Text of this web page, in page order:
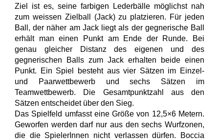
Ziel ist es, seine farbigen Lederbälle möglichst nah
zum weissen Zielball (Jack) zu platzieren. Für jeden
Ball, der näher am Jack liegt als der gegnerische Ball
erhält man einen Punkt am Ende der Runde. Bei
genau gleicher Distanz des eigenen und des
gegnerischen Balls zum Jack erhalten beide einen
Punkt. Ein Spiel besteht aus vier Sätzen im Einzel-
und Paarwettbewerb und sechs Sätzen im
Teamwettbewerb. Die Gesamtpunktzahl aus den
Sätzen entscheidet über den Sieg.
Das Spielfeld umfasst eine Größe von 12,5×6 Metern.
Geworfen werden darf nur aus den sechs Wurfzonen,
die die SpielerInnen nicht verlassen dürfen. Boccia